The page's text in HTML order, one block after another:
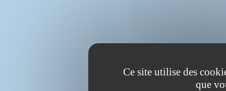
Ce site utilise des
que